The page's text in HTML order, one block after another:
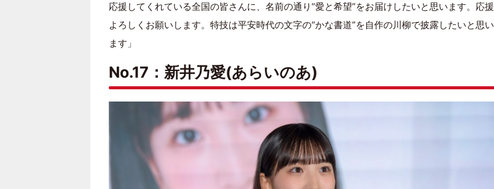
応援してくれている全国の皆さんに、名前の通り“愛と希望”をお届けしたいと思います。応援
よろしくお願いします。特技は平安時代の文字の“かな書道”を自作の川柳で披露したいと思い
ます」
No.17：新井乃愛(あらいのあ)